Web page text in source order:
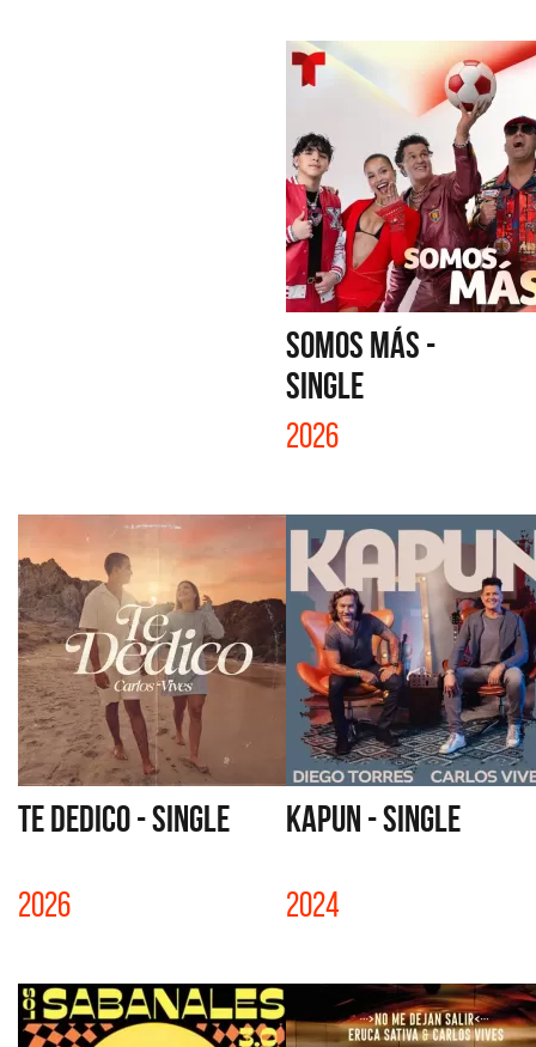
SOMOS MÁS -
SINGLE
2026
TE DEDICO - SINGLE
2026
KAPUN - SINGLE
2024